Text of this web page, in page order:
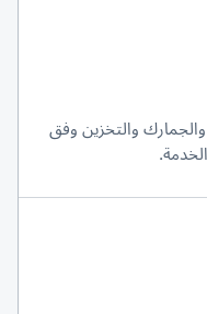
والتخزين وفق